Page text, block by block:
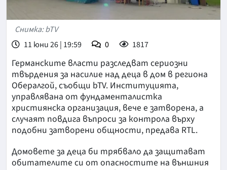
Снимка: bTV
11 юни 26 | 19:59
0 1817
Германските власти разследват сериозни
твърдения за насилие над деца в дом в региона
Обералгой, съобщи bTV. Институцията,
управлявана от фундаменталистка
християнска организация, вече е затворена, а
случаят повдига въпроси за контрола върху
подобни затворени общности, предава RTL.
Домовете за деца би трябвало да защитават
обитателите си от опасностите на външния